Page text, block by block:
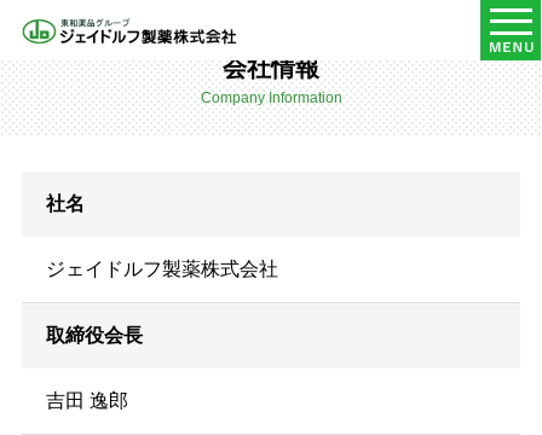
会社情報
Company Information
社名
ジェイドルフ製薬株式会社
取締役会長
吉田 逸郎